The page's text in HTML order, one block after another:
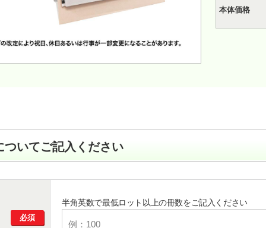
本体価格
ついてご記入ください
必須
半角英数で最低ロット以上の冊数をご記入ください